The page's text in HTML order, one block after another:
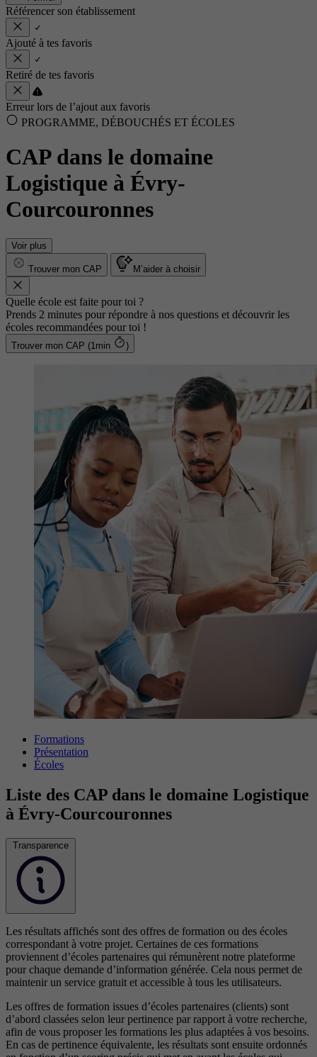
Référencer son établissement
Ajouté à tes favoris
Retiré de tes favoris
Erreur lors de l’ajout aux favoris
PROGRAMME, DÉBOUCHÉS ET ÉCOLES
CAP dans le domaine
Logistique à Évry-
Courcouronnes
Voir plus
Trouver mon CAP M’aider à choisir
Quelle école est faite pour toi ?
Prends 2 minutes pour répondre à nos questions et découvrir les
écoles recommandées pour toi !
Trouver mon CAP (1min )
Formations
Présentation
Écoles
Liste des CAP dans le domaine Logistique
à Évry-Courcouronnes
Transparence
Les résultats affichés sont des offres de formation ou des écoles
correspondant à votre projet. Certaines de ces formations
proviennent d’écoles partenaires qui rémunèrent notre plateforme
pour chaque demande d’information générée. Cela nous permet de
maintenir un service gratuit et accessible à tous les utilisateurs.
Les offres de formation issues d’écoles partenaires (clients) sont
d’abord classées selon leur pertinence par rapport à votre recherche,
afin de vous proposer les formations les plus adaptées à vos besoins.
En cas de pertinence équivalente, les résultats sont ensuite ordonnés